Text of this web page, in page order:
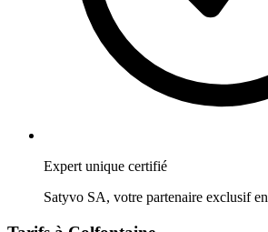
Expert unique certifié
Satyvo SA, votre partenaire exclusif en